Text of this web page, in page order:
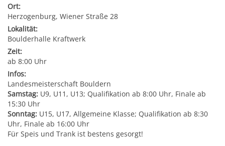
Stadtnachrichten
Fotogalerien
Formulare
Förderungen
Gebühren (Verordnungen)
Jugend
Institutionen & Vereine
Freizeitmöglichkeiten
Bauen & Wohnen
Abfall & Umwelt
Heurigenkalender
Sehenswertes
Gastronomie
Beherbergung
Kunst
Standortinformationen
Strategische Lage
Verkehr
Ausbildung und F&E
Wirtschaftsstruktur
Ort:
Herzogenburg, Wiener Straße 28
Lokalität:
Boulderhalle Kraftwerk
Zeit:
ab 8:00 Uhr
Infos:
Landesmeisterschaft Bouldern
Samstag: U9, U11, U13; Qualifikation ab 8:00 Uhr, Finale ab
15:30 Uhr
Sonntag: U15, U17, Allgemeine Klasse; Qualifikation ab 8:30
Uhr, Finale ab 16:00 Uhr
Für Speis und Trank ist bestens gesorgt!